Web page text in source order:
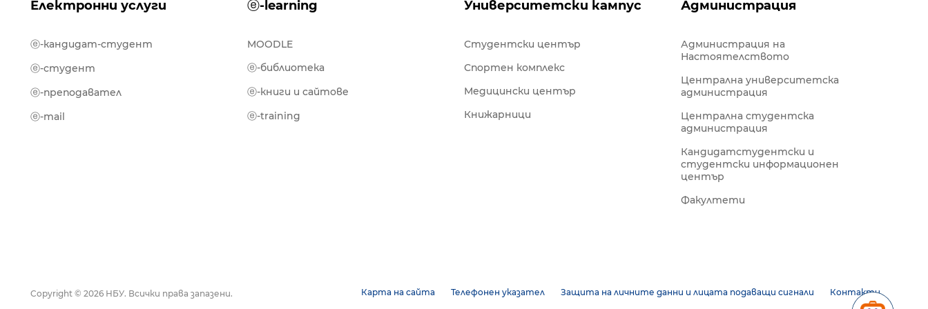
Електронни услуги ⓔ-learning Университетски кампус Администрация
ⓔ-кандидат-студент
ⓔ-студент
ⓔ-преподавател
ⓔ-mail
MOODLE
ⓔ-библиотека
ⓔ-книги и сайтове
ⓔ-training
Студентски център
Спортен комплекс
Медицински център
Книжарници
Администрация на
Настоятелството
Централна университетска
администрация
Централна студентска
администрация
Кандидатстудентски и
студентски информационен
център
Факултети
Карта на сайта Телефонен указател Защита на личните данни и лицата подаващи сигнали Контакти
Copyright © 2026 НБУ. Всички права запазени.